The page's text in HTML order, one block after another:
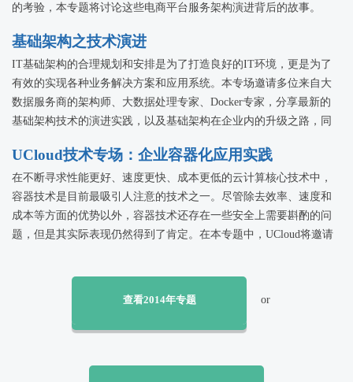
的考验，本专题将讨论这些电商平台服务架构演进背后的故事。
基础架构之技术演进
IT基础架构的合理规划和安排是为了打造良好的IT环境，更是为了
有效的实现各种业务解决方案和应用系统。本专场邀请多位来自大
数据服务商的架构师、大数据处理专家、Docker专家，分享最新的
基础架构技术的演进实践，以及基础架构在企业内的升级之路，同
UCloud技术专场：企业容器化应用实践
在不断寻求性能更好、速度更快、成本更低的云计算核心技术中，
容器技术是目前最吸引人注意的技术之一。尽管除去效率、速度和
成本等方面的优势以外，容器技术还存在一些安全上需要斟酌的问
题，但是其实际表现仍然得到了肯定。在本专题中，UCloud将邀请
查看2014年专题 or